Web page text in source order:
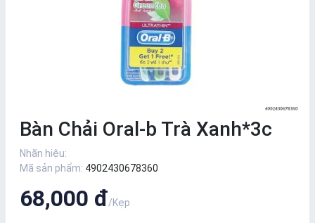
Bàn Chải Oral-b Trà Xanh*3c
Nhãn hiệu:
Mã sản phẩm: 4902430678360
68,000 đ/Kẹp